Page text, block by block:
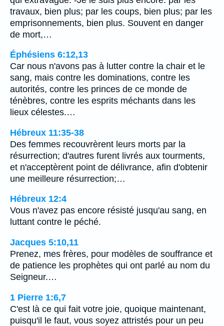
travaux, bien plus; par les coups, bien plus; par les
emprisonnements, bien plus. Souvent en danger
de mort,…
Éphésiens 6:12,13
Car nous n'avons pas à lutter contre la chair et le
sang, mais contre les dominations, contre les
autorités, contre les princes de ce monde de
ténèbres, contre les esprits méchants dans les
lieux célestes.…
Hébreux 11:35-38
Des femmes recouvrèrent leurs morts par la
résurrection; d'autres furent livrés aux tourments,
et n'acceptèrent point de délivrance, afin d'obtenir
une meilleure résurrection;…
Hébreux 12:4
Vous n'avez pas encore résisté jusqu'au sang, en
luttant contre le péché.
Jacques 5:10,11
Prenez, mes frères, pour modèles de souffrance et
de patience les prophètes qui ont parlé au nom du
Seigneur.…
1 Pierre 1:6,7
C'est là ce qui fait votre joie, quoique maintenant,
puisqu'il le faut, vous soyez attristés pour un peu